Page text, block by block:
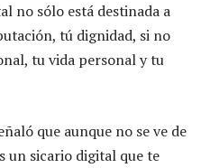
no sólo está destinada a
tú dignidad, si no
tu vida personal y tu
que aunque no se ve de
un sicario digital que te